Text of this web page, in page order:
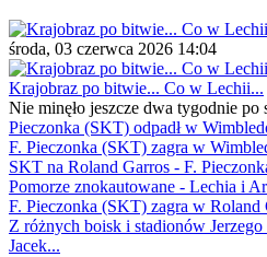
środa, 03 czerwca 2026 14:04
Krajobraz po bitwie... Co w Lechii...
Nie minęło jeszcze dwa tygodnie
Pieczonka (SKT) odpadł w
F. Pieczonka (SKT) zagra w
SKT na Roland Garros - F.
Pomorze znokautowane - Lechia i
F. Pieczonka (SKT) zagra w Roland
Z różnych boisk i stadionów Jerzego
Jacek...